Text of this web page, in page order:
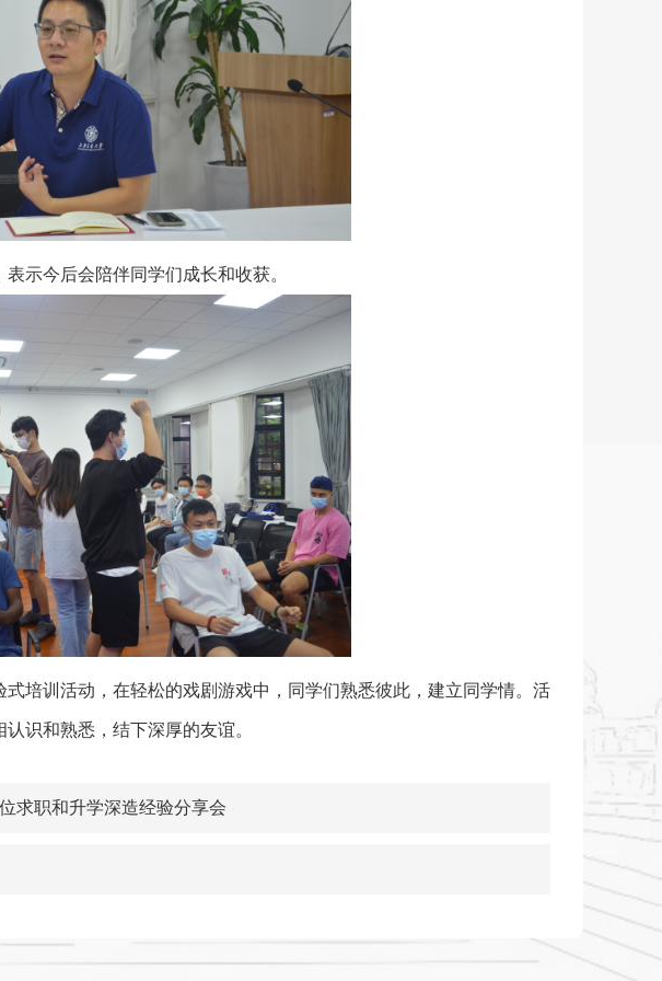
示今后会陪伴同学们成长和收获。
培训活动，在轻松的戏剧游戏中，同学们熟悉彼此，建立同学情。活
识和熟悉，结下深厚的友谊。
求职和升学深造经验分享会